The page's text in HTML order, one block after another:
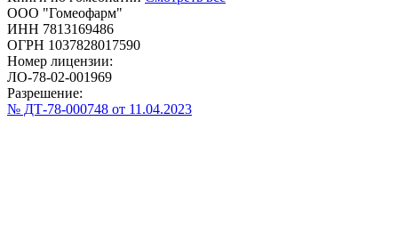
ООО "Гомеофарм"
ИНН 7813169486
ОГРН 1037828017590
Номер лицензии:
ЛО-78-02-001969
Разрешение:
№ ДТ-78-000748 от 11.04.2023